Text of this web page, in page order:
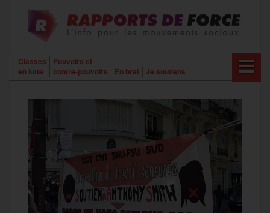
contenu
Classes
en lutte
Pouvoirs et
contre-pouvoirs
En bref Je soutiens